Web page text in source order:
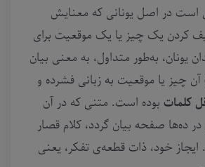
کردن یک چیز یا یک موقعیت برای
یونان، به‌طور متداول، به معنی بیان
چیز یا موقعیت به زبانی فشرده و
کلمات بوده است. متنی که در آن
صفحه بیان گردد، کلام قصار
خود، ذات قطعه‌ی تفکر، یعنی